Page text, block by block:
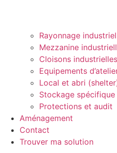
Rayonnage industriel
Mezzanine
Cloisons industrielles
Equipements
Local et abri
Stockage
Protections et audit
Aménagement
Contact
Trouver ma solution